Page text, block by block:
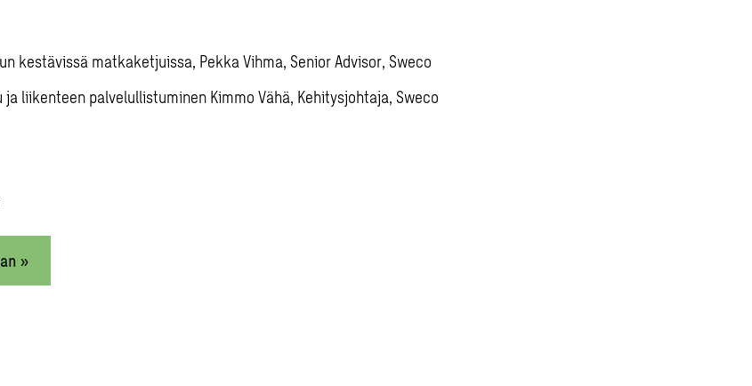
kestävissä matkaketjuissa, Pekka Vihma, Senior Advisor, Sweco
liikenteen palvelullistuminen Kimmo Vähä, Kehitysjohtaja, Sweco
»